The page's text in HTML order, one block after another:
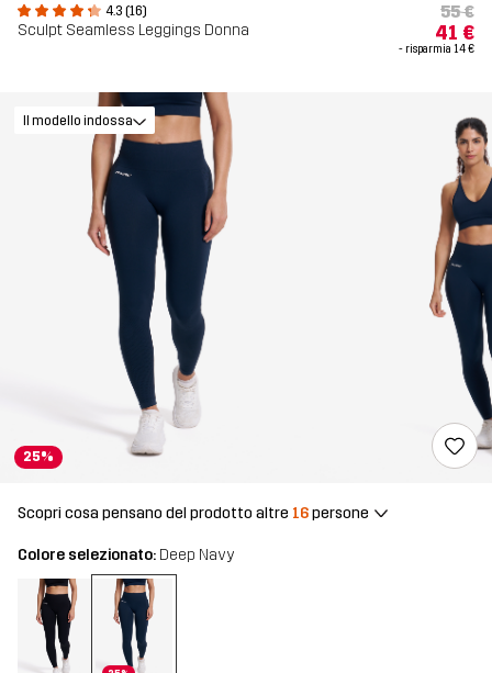
4.3 (16)
Sculpt Seamless Leggings Donna
55 €
41 €
- risparmia 14 €
25%
Il modello indossa
Scopri cosa pensano del prodotto altre 16persone
Colore selezionato: Deep Navy